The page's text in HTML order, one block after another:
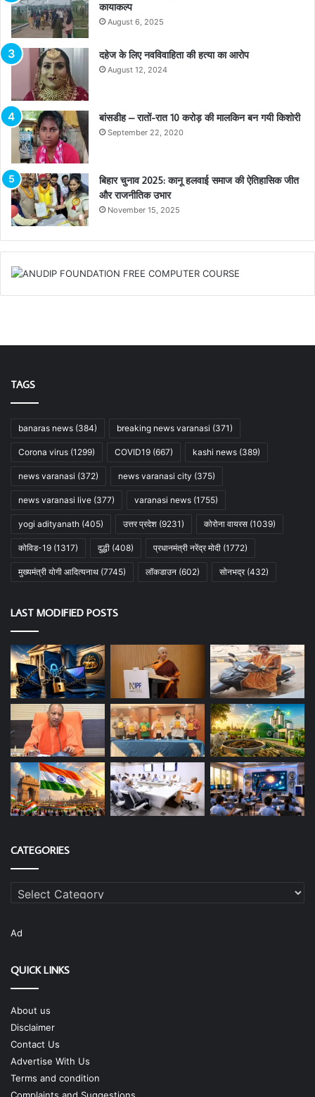
कायाकल्प
August 6, 2025
दहेज के लिए नवविवाहिता की हत्या का आरोप
August 12, 2024
बांसडीह – रातों-रात 10 करोड़ की मालकिन बन गयी किशोरी
September 22, 2020
बिहार चुनाव 2025: कानू हलवाई समाज की ऐतिहासिक जीत
और राजनीतिक उभार
November 15, 2025
TAGS
banaras news (384) breaking news varanasi (371)
Corona virus (1299) COVID19 (667) kashi news (389)
news varanasi (372) news varanasi city (375)
news varanasi live (377) varanasi news (1755)
yogi adityanath (405) उत्तर प्रदेश (9231) कोरोना वायरस (1039)
कोविड-19 (1317) दुद्धी (408) प्रधानमंत्री नरेंद्र मोदी (1772)
मुख्यमंत्री योगी आदित्यनाथ (7745) लॉकडाउन (602) सोनभद्र(432)
LAST MODIFIED POSTS
CATEGORIES
Categories
Ad
QUICK LINKS
About us
Disclaimer
Contact Us
Advertise With Us
Terms and condition